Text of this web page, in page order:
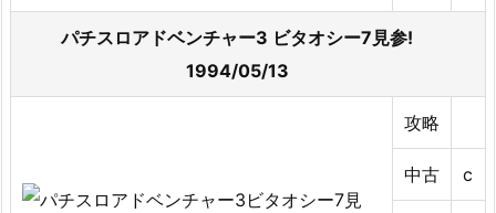
パチスロアドベンチャー3 ビタオシー7見参!
1994/05/13
攻略
中古 c